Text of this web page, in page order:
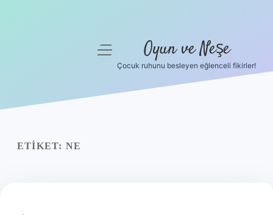
Yasal Uyarı
menüyü
Oyun ve Neşe
Çocuk ruhunu besleyen eğlenceli fikirler!
ETIKET: NE